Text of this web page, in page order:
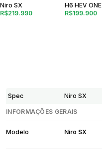
Niro SX
R$219.990
H6 HEV ONE
R$199.900
Spec Niro SX
INFORMAÇÕES GERAIS
Modelo Niro SX